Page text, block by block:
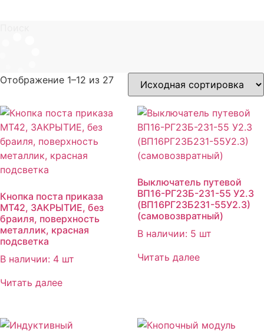
Отображение 1–12 из 27
Кнопка поста приказа
MT42, ЗАКРЫТИЕ, без
браиля, поверхность
металлик, красная
подсветка
В наличии: 4 шт
Читать далее
Выключатель путевой
ВП16-РГ23Б-231-55 У2.3
(ВП16РГ23Б231-55У2.3)
(самовозвратный)
В наличии: 5 шт
Читать далее